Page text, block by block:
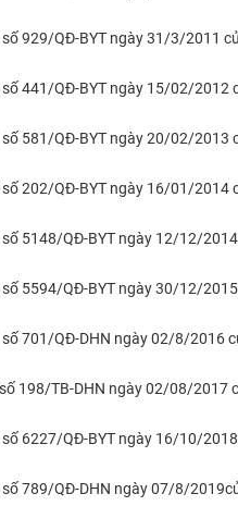
929/QĐ-BYT ngày 31/3/2011
441/QĐ-BYT ngày 15/02/2012
581/QĐ-BYT ngày 20/02/2013
202/QĐ-BYT ngày 16/01/2014
5148/QĐ-BYT ngày 12/12/2014
5594/QĐ-BYT ngày 30/12/2015
701/QĐ-DHN ngày 02/8/2016
198/TB-DHN ngày 02/08/2017
6227/QĐ-BYT ngày 16/10/
789/QĐ-DHN ngày 07/8/